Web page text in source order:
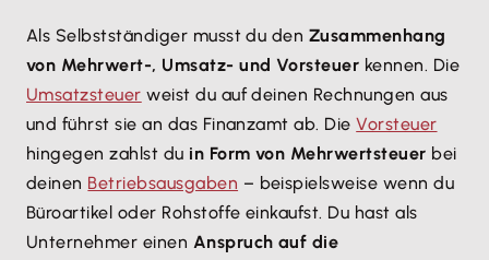
Als Selbstständiger musst du den Zusammenhang
von Mehrwert-, Umsatz- und Vorsteuer kennen. Die
Umsatzsteuer weist du auf deinen Rechnungen aus
und führst sie an das Finanzamt ab. DieVorsteuer
hingegen zahlst du in Form von Mehrwertsteuer bei
deinen Betriebsausgaben – beispielsweise wenn du
Büroartikel oder Rohstoffe einkaufst. Du hast als
Unternehmer einen Anspruch auf die